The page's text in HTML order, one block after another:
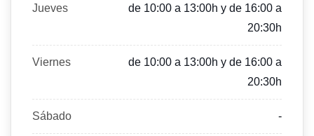
Jueves
de 10:00 a 13:00h y de 16:00 a
20:30h
Viernes
de 10:00 a 13:00h y de 16:00 a
20:30h
Sábado -